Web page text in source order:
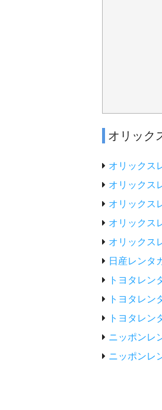
オリック
オリックス
オリックス
オリックス
オリックス
オリックス
日産レンタ
トヨタレン
トヨタレン
トヨタレン
ニッポンレ
ニッポンレ